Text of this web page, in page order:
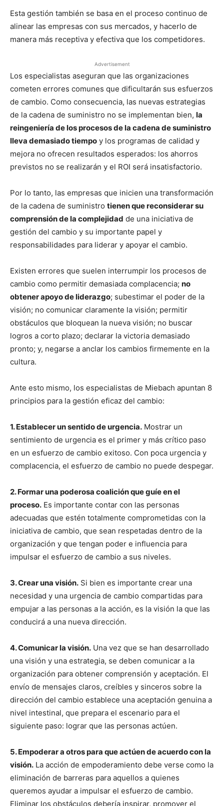
Esta gestión también se basa en el proceso continuo de
alinear las empresas con sus mercados, y hacerlo de
manera más receptiva y efectiva que los competidores.
Advertisement
Los especialistas aseguran que las organizaciones
cometen errores comunes que dificultarán sus esfuerzos
de cambio. Como consecuencia, las nuevas estrategias
de la cadena de suministro no se implementan bien, la
reingeniería de los procesos de la cadena de suministro
lleva demasiado tiempo y los programas de calidad y
mejora no ofrecen resultados esperados: los ahorros
previstos no se realizarán y el ROI será insatisfactorio.
Por lo tanto, las empresas que inicien una transformación
de la cadena de suministro tienen que reconsiderar su
comprensión de la complejidad de una iniciativa de
gestión del cambio y su importante papel y
responsabilidades para liderar y apoyar el cambio.
Existen errores que suelen interrumpir los procesos de
cambio como permitir demasiada complacencia; no
obtener apoyo de liderazgo; subestimar el poder de la
visión; no comunicar claramente la visión; permitir
obstáculos que bloquean la nueva visión; no buscar
logros a corto plazo; declarar la victoria demasiado
pronto; y, negarse a anclar los cambios firmemente en la
cultura.
Ante esto mismo, los especialistas de Miebach apuntan 8
principios para la gestión eficaz del cambio:
1. Establecer un sentido de urgencia. Mostrar un
sentimiento de urgencia es el primer y más crítico paso
en un esfuerzo de cambio exitoso. Con poca urgencia y
complacencia, el esfuerzo de cambio no puede despegar.
2. Formar una poderosa coalición que guíe en el
proceso. Es importante contar con las personas
adecuadas que estén totalmente comprometidas con la
iniciativa de cambio, que sean respetadas dentro de la
organización y que tengan poder e influencia para
impulsar el esfuerzo de cambio a sus niveles.
3. Crear una visión. Si bien es importante crear una
necesidad y una urgencia de cambio compartidas para
empujar a las personas a la acción, es la visión la que las
conducirá a una nueva dirección.
4. Comunicar la visión. Una vez que se han desarrollado
una visión y una estrategia, se deben comunicar a la
organización para obtener comprensión y aceptación. El
envío de mensajes claros, creíbles y sinceros sobre la
dirección del cambio establece una aceptación genuina a
nivel intestinal, que prepara el escenario para el
siguiente paso: lograr que las personas actúen.
5. Empoderar a otros para que actúen de acuerdo con la
visión. La acción de empoderamiento debe verse como la
eliminación de barreras para aquellos a quienes
queremos ayudar a impulsar el esfuerzo de cambio.
Eliminar los obstáculos debería inspirar, promover el